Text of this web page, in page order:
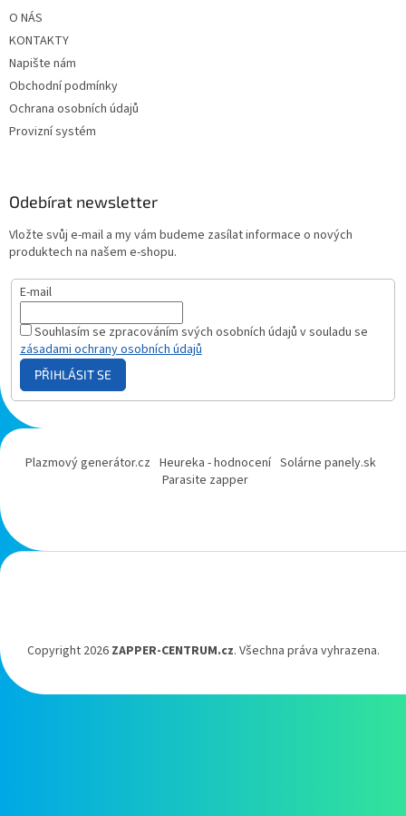
O NÁS
KONTAKTY
Napište nám
Obchodní podmínky
Ochrana osobních údajů
Provizní systém
Odebírat newsletter
Vložte svůj e-mail a my vám budeme zasílat informace o nových
produktech na našem e-shopu.
E-mail
Souhlasím se zpracováním svých osobních údajů v souladu se
zásadami ochrany osobních údajů
PŘIHLÁSIT SE
Plazmový generátor.cz Heureka - hodnocení Solárne panely.sk
Parasite zapper
Copyright 2026 ZAPPER-CENTRUM.cz. Všechna práva vyhrazena.